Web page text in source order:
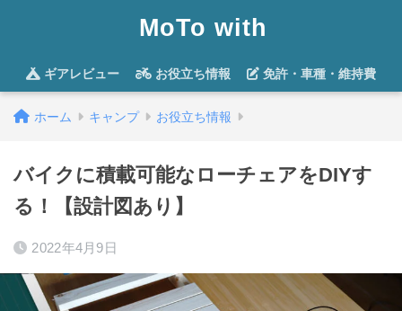
MoTo with
ギアレビュー お役立ち情報 免許・車種・維持費
ホーム キャンプ お役立ち情報
バイクに積載可能なローチェアをDIYす
る！【設計図あり】
2022年4月9日